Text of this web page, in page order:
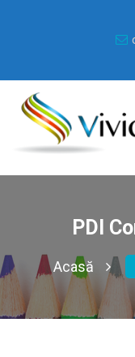
PDI
Acasă